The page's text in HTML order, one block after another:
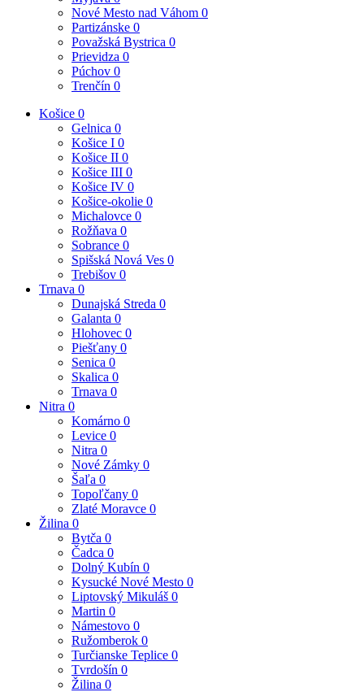
Nové Mesto nad Váhom 0
Partizánske 0
Považská Bystrica 0
Prievidza 0
Púchov 0
Trenčín 0
Košice 0
Gelnica 0
Košice I 0
Košice II 0
Košice III 0
Košice IV 0
Košice-okolie 0
Michalovce 0
Rožňava 0
Sobrance 0
Spišská Nová Ves 0
Trebišov 0
Trnava 0
Dunajská Streda 0
Galanta 0
Hlohovec 0
Piešťany 0
Senica 0
Skalica 0
Trnava 0
Nitra 0
Komárno 0
Levice 0
Nitra 0
Nové Zámky 0
Šaľa 0
Topoľčany 0
Zlaté Moravce 0
Žilina 0
Bytča 0
Čadca 0
Dolný Kubín 0
Kysucké Nové Mesto 0
Liptovský Mikuláš 0
Martin 0
Námestovo 0
Ružomberok 0
Turčianske Teplice 0
Tvrdošín 0
Žilina 0